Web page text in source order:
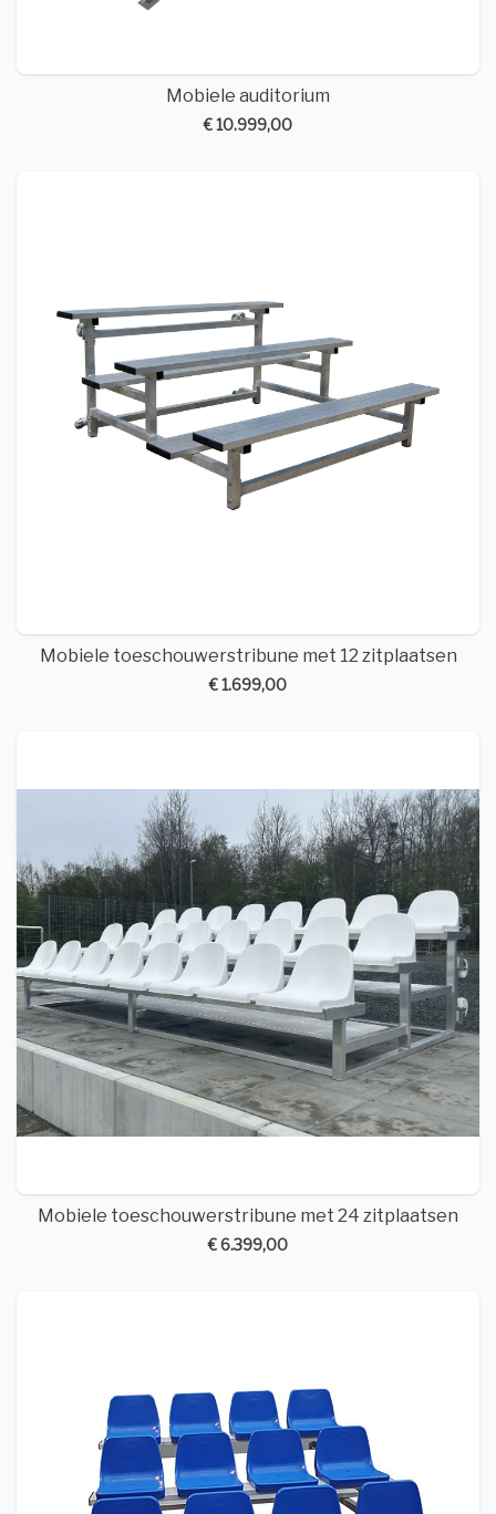
Mobiele auditorium
€ 10.999,00
Mobiele toeschouwerstribune met 12 zitplaatsen
€ 1.699,00
Mobiele toeschouwerstribune met 24 zitplaatsen
€ 6.399,00